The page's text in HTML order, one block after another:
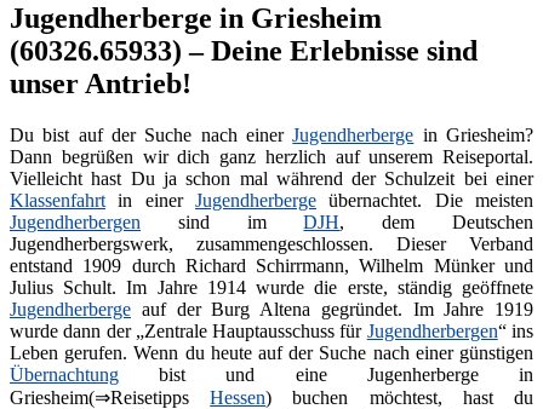
Jugendherberge in Griesheim
(60326.65933) – Deine Erlebnisse sind
unser Antrieb!
Du bist auf der Suche nach einerJugendherberge in Griesheim?
Dann begrüßen wir dich ganz herzlich auf unserem Reiseportal.
Vielleicht hast Du ja schon mal während der Schulzeit bei einer
Klassenfahrt in einer Jugendherberge übernachtet. Die meisten
Jugendherbergen sind imDJH, dem Deutschen
Jugendherbergswerk, zusammengeschlossen. Dieser Verband
entstand 1909 durch Richard Schirrmann, Wilhelm Münker und
Julius Schult. Im Jahre 1914 wurde die erste, ständig geöffnete
Jugendherberge auf der Burg Altena gegründet. Im Jahre 1919
wurde dann der „Zentrale Hauptausschuss für Jugendherbergen“ ins
Leben gerufen. Wenn du heute auf der Suche nach einer günstigen
Übernachtung bist und eine Jugenherberge in
Griesheim(⇒ReisetippsHessen) buchen möchtest, hast du